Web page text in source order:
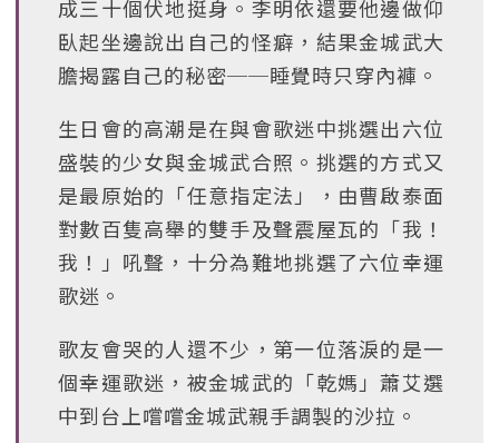
成三十個伏地挺身。李明依還要他邊做仰
臥起坐邊說出自己的怪癖，結果金城武大
膽揭露自己的秘密──睡覺時只穿內褲。
生日會的高潮是在與會歌迷中挑選出六位
盛裝的少女與金城武合照。挑選的方式又
是最原始的「任意指定法」，由曹啟泰面
對數百隻高舉的雙手及聲震屋瓦的「我！
我！」吼聲，十分為難地挑選了六位幸運
歌迷。
歌友會哭的人還不少，第一位落淚的是一
個幸運歌迷，被金城武的「乾媽」蕭艾選
中到台上嚐嚐金城武親手調製的沙拉。